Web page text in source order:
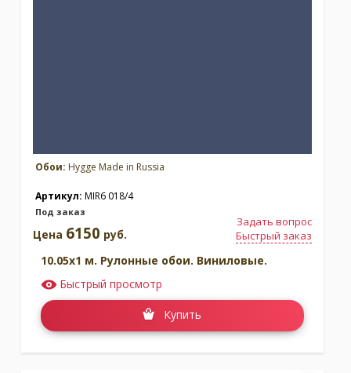
Обои: Hygge Made in Russia
Артикул: MIR6 018/4
Под заказ
Задать вопрос
Быстрый заказ
Цена 6150 руб.
10.05x1 м. Рулонные обои. Виниловые.
Быстрый просмотр
Купить